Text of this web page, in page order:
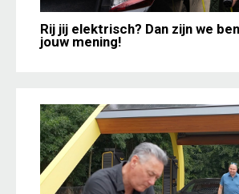
Rij jij elektrisch? Dan zijn we
jouw mening!